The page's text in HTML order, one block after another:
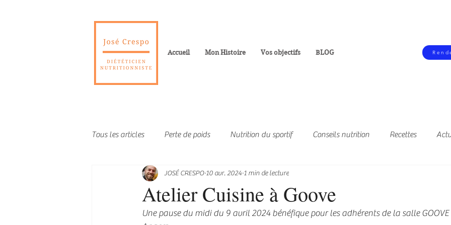
Accueil Mon Histoire Vos objectifs BLOG
Tous les articles Perte de poids Nutrition du sportif Conseils nutrition Recettes
Les différentes pâtes Recettes à supprimer
Atelier Cuisine à Goove
JOSÉ CRESPO 10 avr. 2024 1 min de lecture
Une pause du midi du 9 avril 2024 bénéfique pour les adhérents de la salle